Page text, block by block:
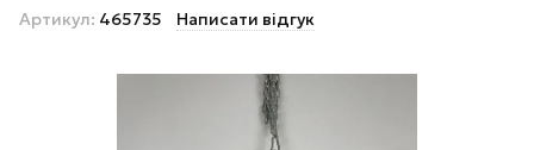
Артикул: 465735 Написати відгук